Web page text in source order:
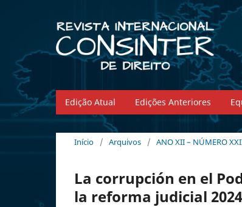
Edição Atual Edições Anteriores
Início / Arquivos / ANO XII – NÚMERO
La corrupción en el
la reforma judicial 2024